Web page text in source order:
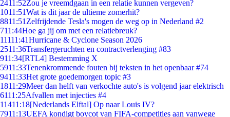
2411:52Zou je vreemdgaan in een relatie kunnen vergeven?
1011:51Wat is dit jaar de ultieme zomerhit?
8811:51 Zelfrijdende Tesla's mogen de weg op in Nederland #2
711:44Hoe ga jij om met een relatiebreuk?
11111:41Hurricane & Cyclone Season 2026
2511:36Transfergeruchten en contractverlenging #83
911:34[RTL4] Bestemming X
5911:33Tenenkrommende fouten bij teksten in het openbaar #74
9411:33Het grote goedemorgen topic #3
1811:29Meer dan helft van verkochte auto's is volgend jaar elektrisch
6111:25Afvallen met injecties #4
11411:18[Nederlands Elftal] Op naar Louis IV?
7911:13UEFA kondigt boycot van FIFA-competities aan vanwege